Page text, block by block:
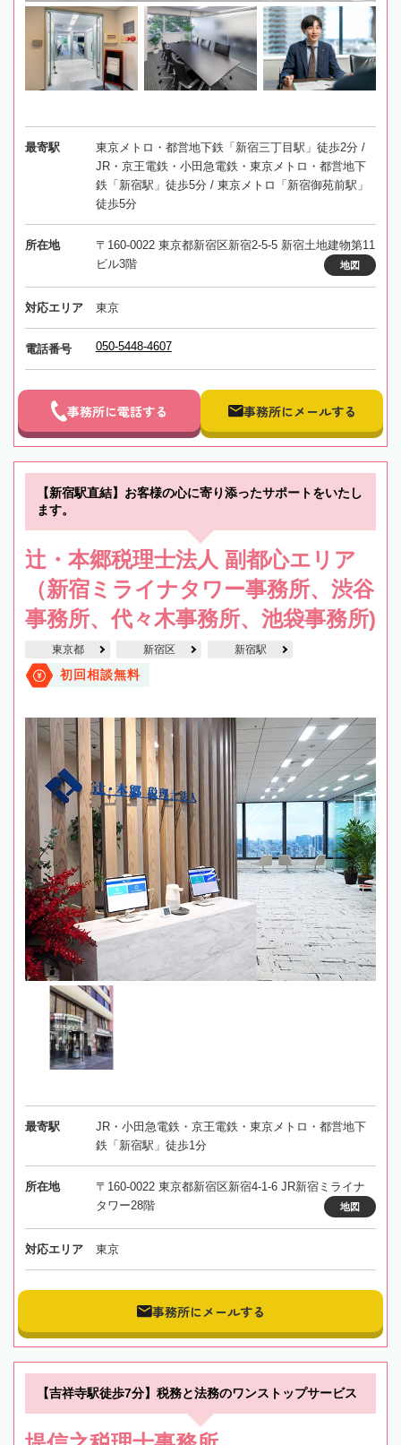
最寄駅
東京メトロ・都営地下鉄「新宿三丁目駅」徒歩2分 /
JR・京王電鉄・小田急電鉄・東京メトロ・都営地下
鉄「新宿駅」徒歩5分 / 東京メトロ「新宿御苑前駅」
徒歩5分
所在地
〒160-0022 東京都新宿区新宿2-5-5 新宿土地建物第11
ビル3階
地図
対応エリア 東京
電話番号 050-5448-4607
事務所に電話する 事務所にメールする
【新宿駅直結】お客様の心に寄り添ったサポートをいたし
ます。
辻・本郷税理士法人 副都心エリア
（新宿ミライナタワー事務所、渋谷
事務所、代々木事務所、池袋事務所)
東京都 新宿区 新宿駅
初回相談無料
最寄駅
JR・小田急電鉄・京王電鉄・東京メトロ・都営地下
鉄「新宿駅」徒歩1分
所在地
〒160-0022 東京都新宿区新宿4-1-6 JR新宿ミライナ
タワー28階
地図
対応エリア 東京
事務所にメールする
【吉祥寺駅徒歩7分】税務と法務のワンストップサービス